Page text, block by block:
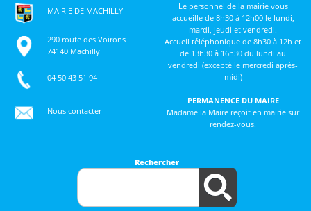
MAIRIE DE MACHILLY
290 route des Voirons
74140 Machilly
04 50 43 51 94
Nous contacter
Le personnel de la mairie vous
accueille de 8h30 à 12h00 le lundi,
mardi, jeudi et vendredi.
Accueil téléphonique de 8h30 à 12h et
de 13h30 à 16h30 du lundi au
vendredi (excepté le mercredi après-
midi)
PERMANENCE DU MAIRE
Madame la Maire reçoit en mairie sur
rendez-vous.
Rechercher